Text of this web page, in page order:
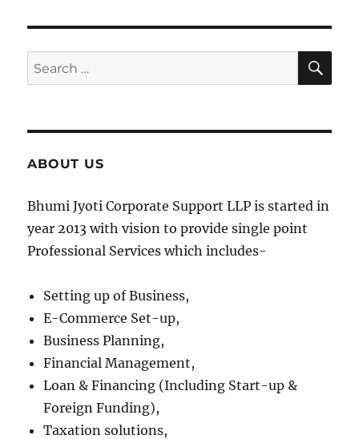
Search
for:
ABOUT US
Bhumi Jyoti Corporate Support LLP is started in
year 2013 with vision to provide single point
Professional Services which includes-
Setting up of Business,
E-Commerce Set-up,
Business Planning,
Financial Management,
Loan & Financing (Including Start-up &
Foreign Funding),
Taxation solutions,